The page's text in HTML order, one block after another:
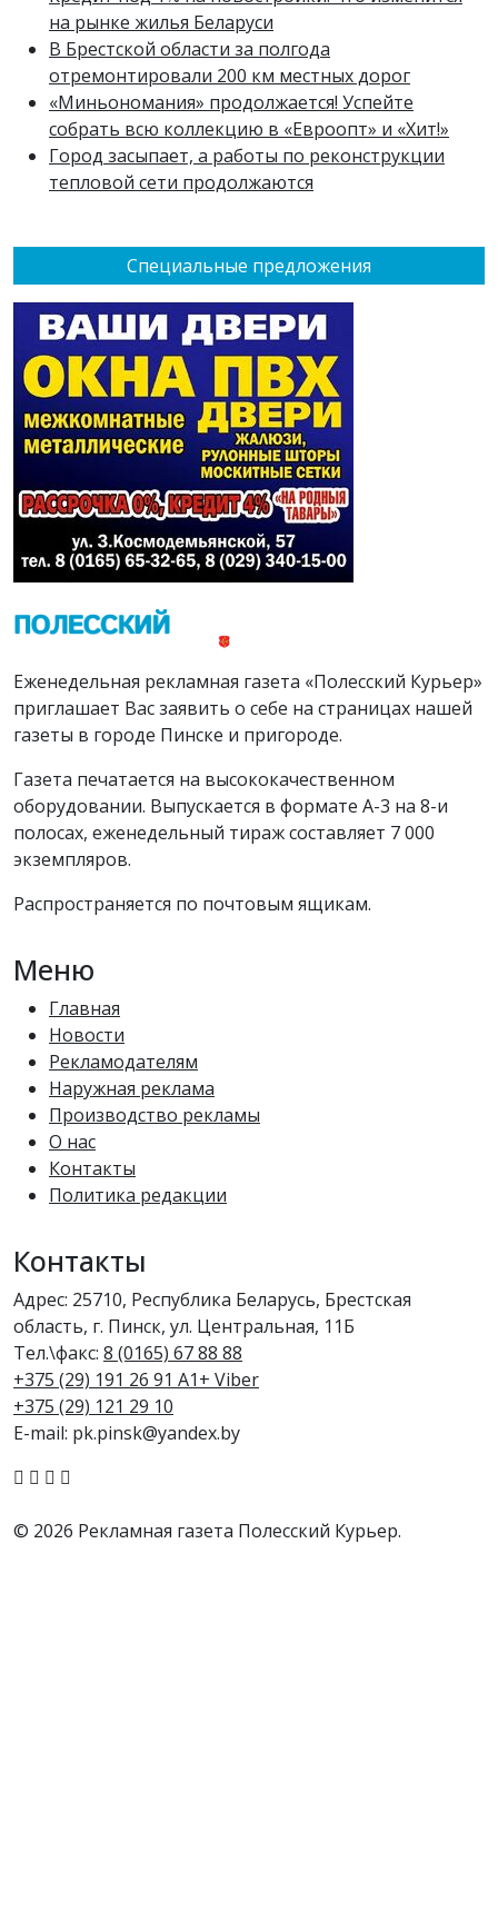
Специальные предложения
на рынке жилья Беларуси
В Брестской области за полгода
отремонтировали 200 км местных дорог
«Миньономания» продолжается! Успейте
собрать всю коллекцию в «Евроопт» и «Хит!»
Город засыпает, а работы по реконструкции
тепловой сети продолжаются
Еженедельная рекламная газета «Полесский Курьер»
приглашает Вас заявить о себе на страницах нашей
газеты в городе Пинске и пригороде.
Газета печатается на высококачественном
оборудовании. Выпускается в формате А-3 на 8-и
полосах, еженедельный тираж составляет 7 000
экземпляров.
Распространяется по почтовым ящикам.
Меню
Главная
Новости
Рекламодателям
Наружная реклама
Производство рекламы
О нас
Контакты
Политика редакции
Контакты
Адрес: 25710, Республика Беларусь, Брестская
область, г. Пинск, ул. Центральная, 11Б
Тел.\факс: 8 (0165) 67 88 88
+375 (29) 191 26 91 A1+ Viber
+375 (29) 121 29 10
E-mail: pk.pinsk@yandex.by
© 2026 Рекламная газета Полесский Курьер.